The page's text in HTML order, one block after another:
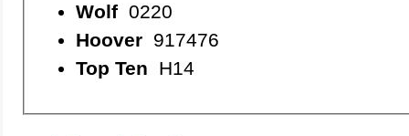
Wolf0220
Hoover917476
Top Ten H14